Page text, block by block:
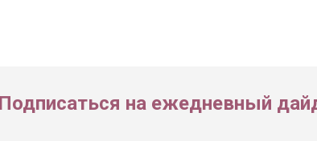
Подписаться на ежедневный